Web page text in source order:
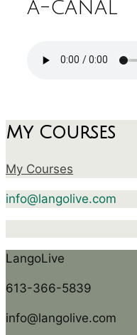
a-canal
My Courses
My Courses
info@langolive.com
LangoLive
613-366-5839
info@langolive.com